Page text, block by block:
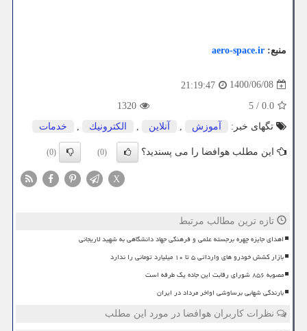
منبع: aero-space.ir
1400/06/08
21:19:47
0.0
/
5
1320
تگهای خبر:
آموزش , آنلاین , الكترونیك , خدمات
این مطلب هوافضا را می پسندید؟ (0)
(0)
X
تازه ترین مطالب مرتبط
اهدای جایزه چهره برجسته علمی و فرهنگی جهاد دانشگاهی به شهید لاریجانی
بازار کشش خودرو های وارداتی ۵ تا ۱۰ میلیارد تومانی را ندارد
مصوبه ۸۵۶ شورای رقابت این جاده یک طرفه است
بارندگی شهابی برساوشی اواخر مرداد در ایران
نظرات کاربران هوافضا در مورد این مطلب